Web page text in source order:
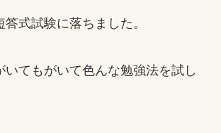
式試験に落ちました。
いてもがいて色んな勉強法を試し